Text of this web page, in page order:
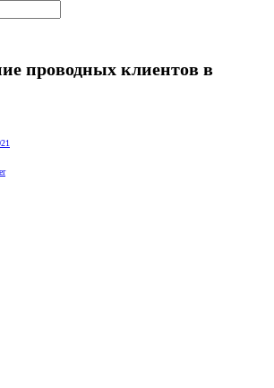
проводных клиентов в